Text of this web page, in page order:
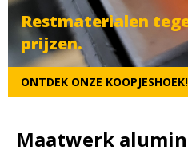
Restmaterialen
prijzen.
ONTDEK ONZE
Maatwerk